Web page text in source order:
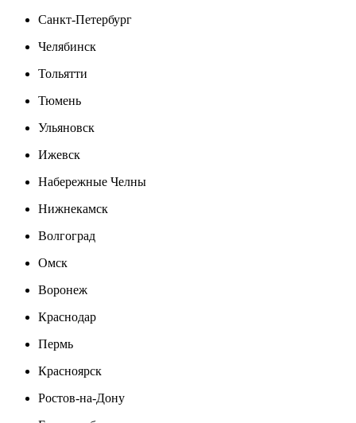
Санкт-Петербург
Челябинск
Тольятти
Тюмень
Ульяновск
Ижевск
Набережные Челны
Нижнекамск
Волгоград
Омск
Воронеж
Краснодар
Пермь
Красноярск
Ростов-на-Дону